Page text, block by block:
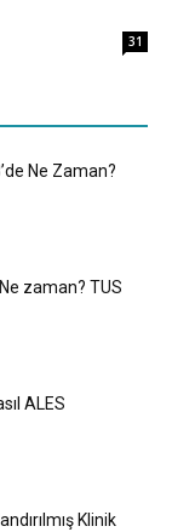
31
Ne Zaman?
zaman? TUS
ALES
Klinik